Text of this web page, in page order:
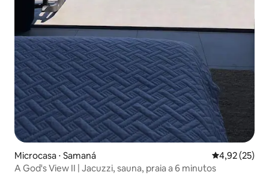
Microcasa ⋅ Samaná 4,92 de uma
4,92 (25)
A God's View II | Jacuzzi, sauna, praia a 6 minutos